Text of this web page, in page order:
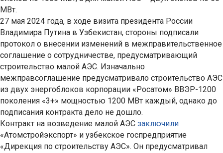
МВт.
27 мая 2024 года, в ходе визита президента России
Владимира Путина в Узбекистан, стороны подписали
протокол о внесении изменений в межправительственное
соглашение о сотрудничестве, предусматривающий
строительство малой АЭС. Изначально
межправсоглашение предусматривало строительство АЭС
из двух энергоблоков корпорации «Росатом» ВВЭР-1200
поколения «3+» мощностью 1200 МВт каждый, однако до
подписания контракта дело не дошло.
Контракт на возведение малой АЭС заключили
«Атомстройэкспорт» и узбекское госпредприятие
«Дирекция по строительству АЭС». Он предусматривал